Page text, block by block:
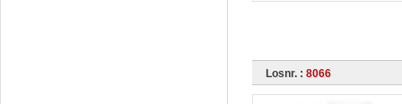
Losnr. : 8066